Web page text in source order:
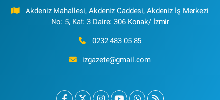
Akdeniz Mahallesi, Akdeniz Caddesi, Akdeniz İş Merkezi
No: 5, Kat: 3 Daire: 306 Konak/ İzmir
0232 483 05 85
izgazete@gmail.com